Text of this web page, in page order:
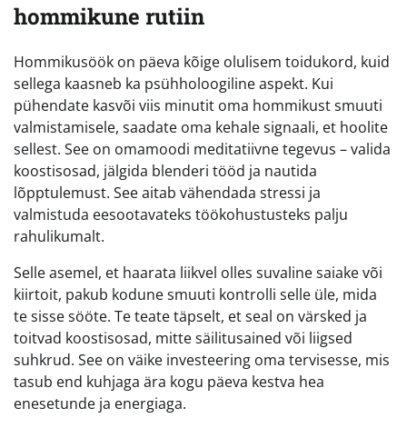
hommikune rutiin
Hommikusöök on päeva kõige olulisem toidukord, kuid
sellega kaasneb ka psühholoogiline aspekt. Kui
pühendate kasvõi viis minutit oma hommikust smuuti
valmistamisele, saadate oma kehale signaali, et hoolite
sellest. See on omamoodi meditatiivne tegevus – valida
koostisosad, jälgida blenderi tööd ja nautida
lõpptulemust. See aitab vähendada stressi ja
valmistuda eesootavateks töökohustusteks palju
rahulikumalt.
Selle asemel, et haarata liikvel olles suvaline saiake või
kiirtoit, pakub kodune smuuti kontrolli selle üle, mida
te sisse sööte. Te teate täpselt, et seal on värsked ja
toitvad koostisosad, mitte säilitusained või liigsed
suhkrud. See on väike investeering oma tervisesse, mis
tasub end kuhjaga ära kogu päeva kestva hea
enesetunde ja energiaga.